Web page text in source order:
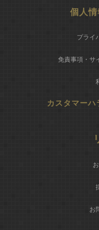
個人
プライ
免責事項・サ
カスタマー
お